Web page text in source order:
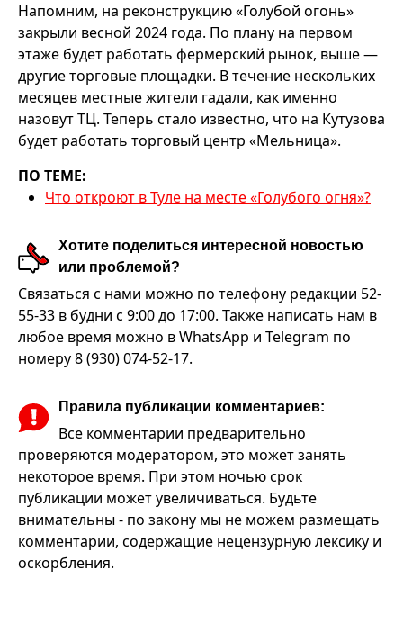
Напомним, на реконструкцию «Голубой огонь»
закрыли весной 2024 года. По плану на первом
этаже будет работать фермерский рынок, выше —
другие торговые площадки. В течение нескольких
месяцев местные жители гадали, как именно
назовут ТЦ. Теперь стало известно, что на Кутузова
будет работать торговый центр «Мельница».
ПО ТЕМЕ:
Что откроют в Туле на месте «Голубого огня»?
Хотите поделиться интересной новостью
или проблемой?
Связаться с нами можно по телефону редакции 52-
55-33 в будни с 9:00 до 17:00. Также написать нам в
любое время можно в WhatsApp и Telegram по
номеру 8 (930) 074-52-17.
Правила публикации комментариев:
Все комментарии предварительно
проверяются модератором, это может занять
некоторое время. При этом ночью срок
публикации может увеличиваться. Будьте
внимательны - по закону мы не можем размещать
комментарии, содержащие нецензурную лексику и
оскорбления.